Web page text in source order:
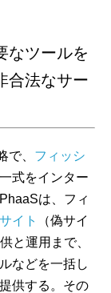
なツールを
合法なサー
で、 フィッシ
式をインター
は、フィ
イト
（偽サイ
と運用まで、
などを一括し
供する。その